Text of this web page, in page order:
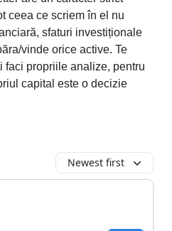
ceea ce scriem în el nu
sfaturi investiționale
vinde orice active. Te
faci propriile analize, pentru
capital este o decizie
Newest first